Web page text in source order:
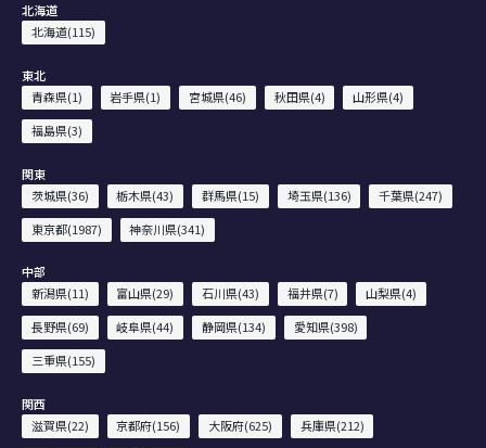
北海道
北海道(115)
東北
青森県(1)
岩手県(1) 宮城県(46) 秋田県(4)
山形県(4)
福島県(3)
関東
茨城県(36)
栃木県(43) 群馬県(15) 埼玉県(136)
千葉県(247)
東京都(1987)
神奈川県(341)
中部
新潟県(11)
富山県(29) 石川県(43) 福井県(7)
山梨県(4)
長野県(69)
岐阜県(44) 静岡県(134)
愛知県(398)
三重県(155)
関西
滋賀県(22)
京都府(156) 大阪府(625)
兵庫県(212)